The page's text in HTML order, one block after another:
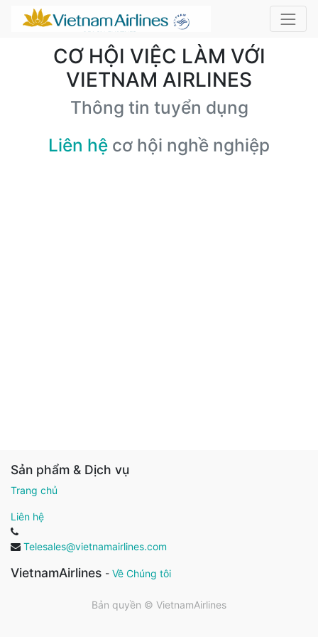
CƠ HỘI VIỆC LÀM VỚI
VIETNAM AIRLINES
Thông tin tuyển dụng
Liên hệ cơ hội nghề nghiệp
Sản phẩm & Dịch vụ
Trang chủ
Liên hệ
Telesales@vietnamairlines.com
VietnamAirlines - Về Chúng tôi
Bản quyền © VietnamAirlines